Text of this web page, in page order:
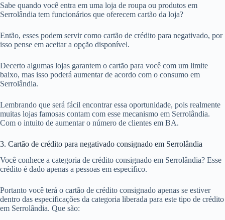
Sabe quando você entra em uma loja de roupa ou produtos em
Serrolândia tem funcionários que oferecem cartão da loja?
Então, esses podem servir como cartão de crédito para negativado, por
isso pense em aceitar a opção disponível.
Decerto algumas lojas garantem o cartão para você com um limite
baixo, mas isso poderá aumentar de acordo com o consumo em
Serrolândia.
Lembrando que será fácil encontrar essa oportunidade, pois realmente
muitas lojas famosas contam com esse mecanismo em Serrolândia.
Com o intuito de aumentar o número de clientes em BA.
3. Cartão de crédito para negativado consignado em Serrolândia
Você conhece a categoria de crédito consignado em Serrolândia? Esse
crédito é dado apenas a pessoas em especifico.
Portanto você terá o cartão de crédito consignado apenas se estiver
dentro das especificações da categoria liberada para este tipo de crédito
em Serrolândia. Que são: